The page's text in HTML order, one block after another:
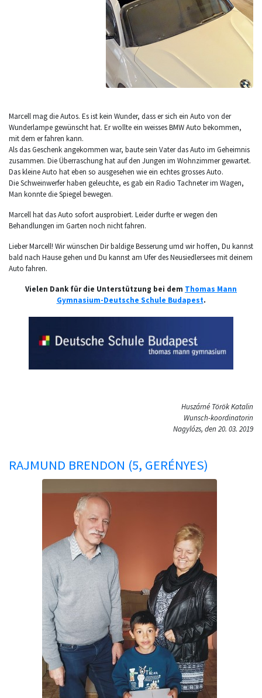
Marcell mag die Autos. Es ist kein Wunder, dass er sich ein Auto von der
Wunderlampe gewünscht hat. Er wollte ein weisses BMW Auto bekommen,
mit dem er fahren kann.
Als das Geschenk angekommen war, baute sein Vater das Auto im Geheimnis
zusammen. Die Überraschung hat auf den Jungen im Wohnzimmer gewartet.
Das kleine Auto hat eben so ausgesehen wie ein echtes grosses Auto.
Die Schweinwerfer haben geleuchte, es gab ein Radio Tachneter im Wagen,
Man konnte die Spiegel bewegen.
Marcell hat das Auto sofort ausprobiert. Leider durfte er wegen den
Behandlungen im Garten noch nicht fahren.
Lieber Marcell! Wir wünschen Dir baldige Besserung umd wir hoffen, Du kannst
bald nach Hause gehen und Du kannst am Ufer des Neusiedlersees mit deinem
Auto fahren.
Vielen Dank für die Unterstützung bei dem Thomas Mann
Gymnasium-Deutsche Schule Budapest.
Huszárné Török Katalin
Wunsch-koordinatorin
Nagylózs, den 20. 03. 2019
RAJMUND BRENDON (5, GERÉNYES)